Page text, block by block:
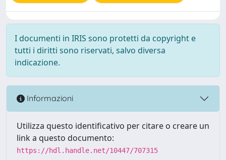
I documenti in IRIS sono protetti da copyright e
tutti i diritti sono riservati, salvo diversa
indicazione.
Informazioni
Utilizza questo identificativo per citare o creare un
link a questo documento:
https://hdl.handle.net/10447/707315